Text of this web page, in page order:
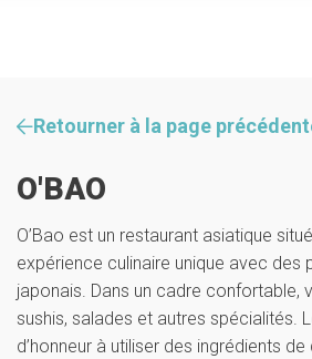
Retourner à la page
O'BAO
O’Bao est un restaurant asiatique
expérience culinaire unique avec des
japonais. Dans un cadre confortable,
sushis, salades et autres spécialités.
d’honneur à utiliser des ingrédients